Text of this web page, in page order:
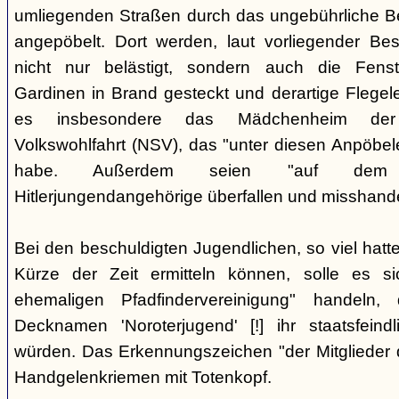
umliegenden Straßen durch das ungebührliche
angepöbelt. Dort werden, laut vorliegender
nicht nur belästigt, sondern auch die
Gardinen in Brand gesteckt und derartige
es insbesondere das Mädchenheim der
Volkswohlfahrt (NSV), das "unter diesen
habe. Außerdem seien "auf dem
Hitlerjungendangehörige überfallen und
Bei den beschuldigten Jugendlichen, so viel
Kürze der Zeit ermitteln können, solle es
ehemaligen Pfadfindervereinigung"
Decknamen 'Noroterjugend' [!] ihr
würden. Das Erkennungszeichen "der Mitglieder
Handgelenkriemen mit Totenkopf.